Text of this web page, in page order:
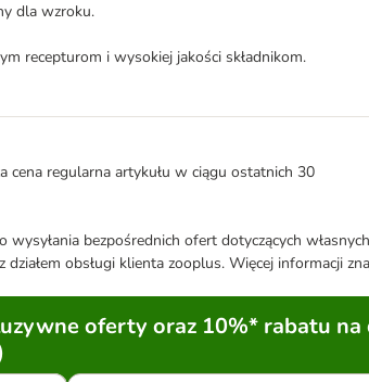
dla wzroku.
recepturom i wysokiej jakości składnikom.
cena regularna artykułu w ciągu ostatnich 30
bezpośrednich ofert dotyczących
obsługi klienta zooplus. Więcej informacji
oferty oraz 10%* rabatu na